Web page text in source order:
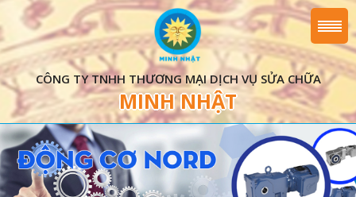
CÔNG TY TNHH THƯƠNG MẠI DỊCH VỤ SỬA CHỮA
MINH NHẬT